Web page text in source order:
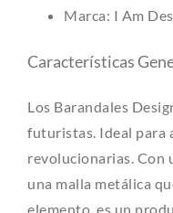
Marca: I Am
Características
Los Barandales
futuristas. Ideal para
revolucionarias. Con
una malla metálica
elemento, es un